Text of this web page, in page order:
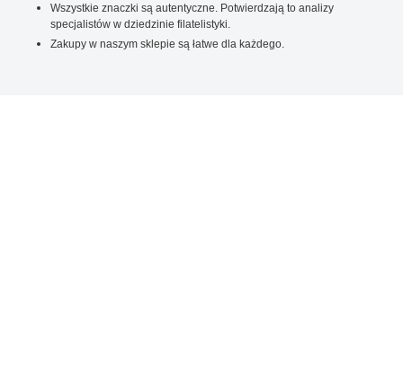
Wszystkie znaczki są autentyczne. Potwierdzają to analizy
specjalistów w dziedzinie filatelistyki.
Zakupy w naszym sklepie są łatwe dla każdego.